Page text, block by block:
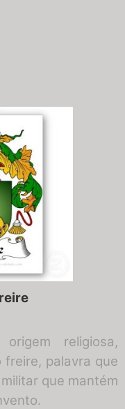
religiosa,
palavra que
que mantém